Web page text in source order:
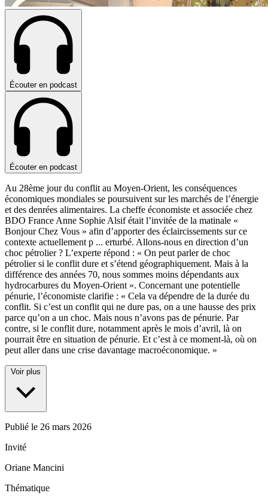
Écouter en podcast
Écouter en podcast
Au 28ème jour du conflit au Moyen-Orient, les conséquences
économiques mondiales se poursuivent sur les marchés de l’énergie
et des denrées alimentaires. La cheffe économiste et associée chez
BDO France Anne Sophie Alsif était l’invitée de la matinale «
Bonjour Chez Vous » afin d’apporter des éclaircissements sur ce
contexte actuellement p ... erturbé. Allons-nous en direction d’un
choc pétrolier ? L’experte répond : « On peut parler de choc
pétrolier si le conflit dure et s’étend géographiquement. Mais à la
différence des années 70, nous sommes moins dépendants aux
hydrocarbures du Moyen-Orient ». Concernant une potentielle
pénurie, l’économiste clarifie : « Cela va dépendre de la durée du
conflit. Si c’est un conflit qui ne dure pas, on a une hausse des prix
parce qu’on a un choc. Mais nous n’avons pas de pénurie. Par
contre, si le conflit dure, notamment après le mois d’avril, là on
pourrait être en situation de pénurie. Et c’est à ce moment-là, où on
peut aller dans une crise davantage macroéconomique. »
Voir plus
Publié le 26 mars 2026
Invité
Oriane Mancini
Thématique